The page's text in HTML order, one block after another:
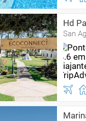
Hd
San